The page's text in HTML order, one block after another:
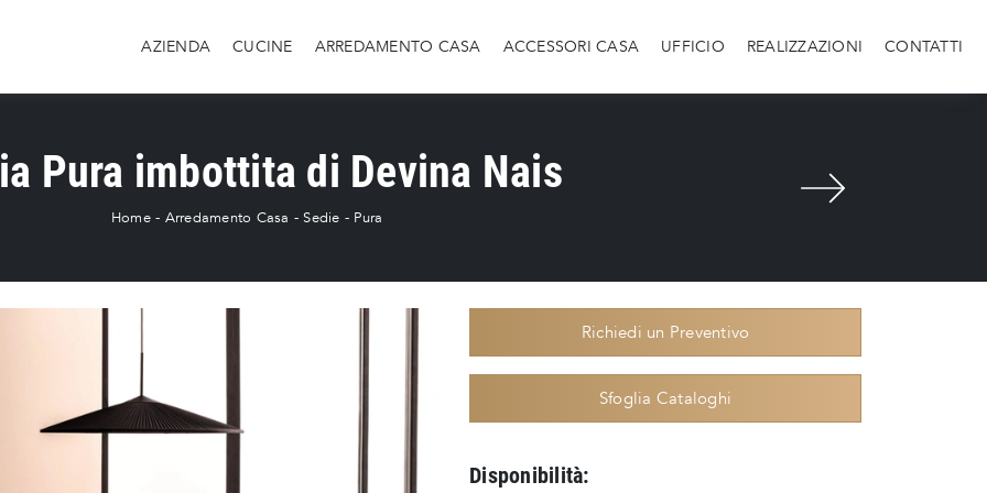
AZIENDA CUCINE ARREDAMENTO CASA ACCESSORI CASA UFFICIO REALIZZAZIONI CONTATTI
Pura imbottita di Devina Nais
Home- Arredamento Casa - Sedie - Pura
Richiedi un Preventivo
Sfoglia Cataloghi
Disponibilità: